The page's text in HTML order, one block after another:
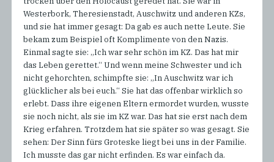
Westerbork, Theresienstadt, Auschwitz und anderen KZs,
und sie hat immer gesagt: Da gab es auch nette Leute. Sie
bekam zum Beispiel oft Komplimente von den Nazis.
Einmal sagte sie: „Ich war sehr schön im KZ. Das hat mir
das Leben gerettet.“ Und wenn meine Schwester und ich
nicht gehorchten, schimpfte sie: „In Auschwitz war ich
glücklicher als bei euch.“ Sie hat das offenbar wirklich so
erlebt. Dass ihre eigenen Eltern ermordet wurden, wusste
sie noch nicht, als sie im KZ war. Das hat sie erst nach dem
Krieg erfahren. Trotzdem hat sie später so was gesagt. Sie
sehen: Der Sinn fürs Groteske liegt bei uns in der Familie.
Ich musste das gar nicht erfinden. Es war einfach da.